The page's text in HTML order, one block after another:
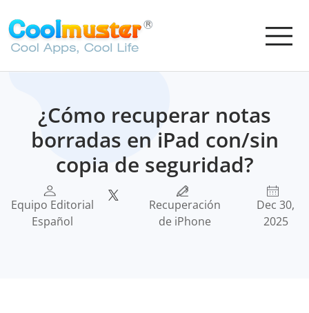
¿Cómo recuperar notas
borradas en iPad con/sin
copia de seguridad?
Equipo Editorial
Español
Recuperación
de iPhone
Dec 30,
2025